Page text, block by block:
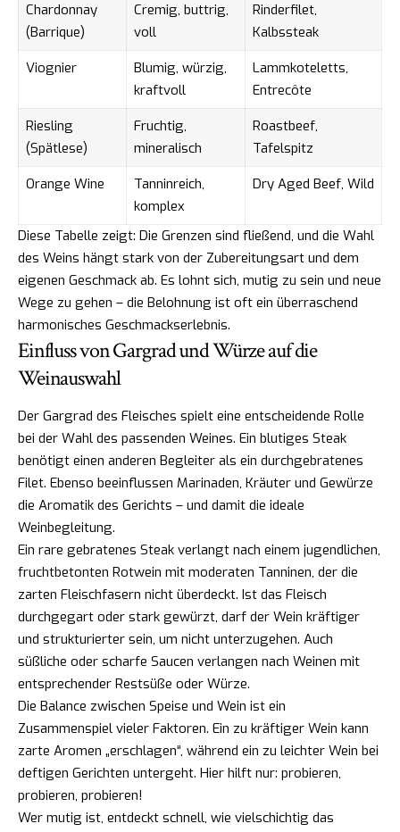
Chardonnay
(Barrique)
Cremig, buttrig,
voll
Rinderfilet,
Kalbssteak
Viognier
Blumig, würzig,
kraftvoll
Lammkoteletts,
Entrecôte
Riesling
(Spätlese)
Fruchtig,
mineralisch
Roastbeef,
Tafelspitz
Orange Wine
Tanninreich,
komplex
Dry Aged Beef, Wild
Diese Tabelle zeigt: Die Grenzen sind fließend, und die Wahl
des Weins hängt stark von der Zubereitungsart und dem
eigenen Geschmack ab. Es lohnt sich, mutig zu sein und neue
Wege zu gehen – die Belohnung ist oft ein überraschend
harmonisches Geschmackserlebnis.
Einfluss von Gargrad und Würze auf die
Weinauswahl
Der Gargrad des Fleisches spielt eine entscheidende Rolle
bei der Wahl des passenden Weines. Ein blutiges Steak
benötigt einen anderen Begleiter als ein durchgebratenes
Filet. Ebenso beeinflussen Marinaden, Kräuter und Gewürze
die Aromatik des Gerichts – und damit die ideale
Weinbegleitung.
Ein rare gebratenes Steak verlangt nach einem jugendlichen,
fruchtbetonten Rotwein mit moderaten Tanninen, der die
zarten Fleischfasern nicht überdeckt. Ist das Fleisch
durchgegart oder stark gewürzt, darf der Wein kräftiger
und strukturierter sein, um nicht unterzugehen. Auch
süßliche oder scharfe Saucen verlangen nach Weinen mit
entsprechender Restsüße oder Würze.
Die Balance zwischen Speise und Wein ist ein
Zusammenspiel vieler Faktoren. Ein zu kräftiger Wein kann
zarte Aromen „erschlagen“, während ein zu leichter Wein bei
deftigen Gerichten untergeht. Hier hilft nur: probieren,
probieren, probieren!
Wer mutig ist, entdeckt schnell, wie vielschichtig das